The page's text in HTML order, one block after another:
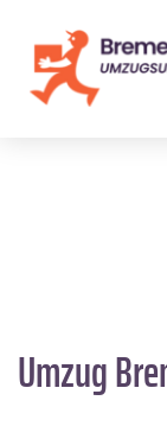
Umzug